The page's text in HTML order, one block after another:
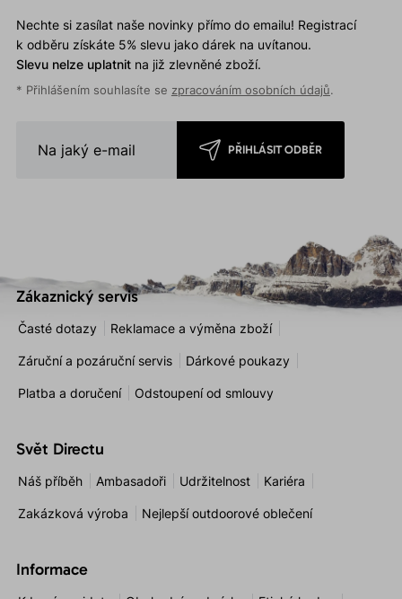
Nechte si zasílat naše novinky přímo do emailu! Registrací
k odběru získáte 5% slevu jako dárek na uvítanou.
Slevu nelze uplatnitna již zlevněné zboží.
* Přihlášením souhlasíte se zpracováním osobních údajů.
PŘIHLÁSIT ODBĚR
Zákaznický servis
Časté dotazy Reklamace a výměna zboží
Záruční a pozáruční servis Dárkové poukazy
Platba a doručení Odstoupení od smlouvy
Svět Directu
Náš příběh Ambasadoři Udržitelnost Kariéra
Zakázková výroba Nejlepší outdoorové oblečení
Informace